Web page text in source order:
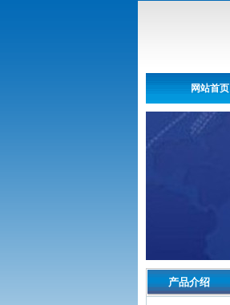
网站首页
产品介绍